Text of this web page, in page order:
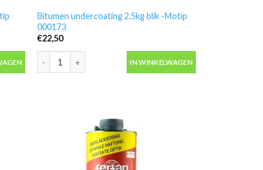
000016 aantal
Bitumen undercoating 2.5kg blik -Motip
000173
€22,50
Bitumen undercoating 2.5kg blik -Motip 000173 aantal
IN WINKELWAGEN